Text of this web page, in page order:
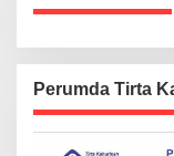
Perumda Tirta